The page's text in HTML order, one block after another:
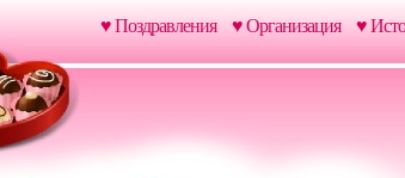
♥ Поздравления ♥ Организация ♥